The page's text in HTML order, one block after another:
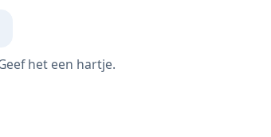
het een hartje.